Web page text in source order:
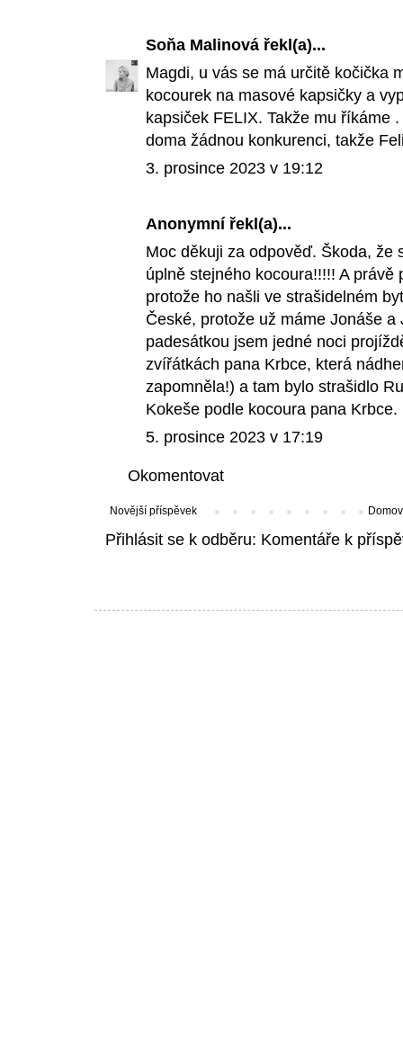
Soňa Malinová řekl(a)...
Magdi, u vás se má určitě kočička
kocourek na masové kapsičky a
kapsiček FELIX. Takže mu říkáme
doma žádnou konkurenci, takže
3. prosince 2023 v 19:12
Anonymní řekl(a)...
Moc děkuji za odpověď. Škoda, že
úplně stejného kocoura!!!!! A
protože ho našli ve strašidelném
České, protože už máme Jonáše
padesátkou jsem jedné noci
zvířátkách pana Krbce, která
zapomněla!) a tam bylo strašidlo
Kokeše podle kocoura pana
5. prosince 2023 v 17:19
Okomentovat
Novější příspěvek
Přihlásit se k odběru: Komentáře k